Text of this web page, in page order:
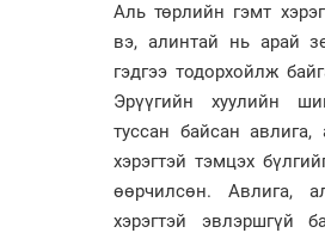
Аль төрлийн гэмт
вэ, алинтай нь арай
гэдгээ тодорхойлж
Эрүүгийн хуулийн
туссан байсан
хэрэгтэй тэмцэх
өөрчилсөн. Авлига,
хэрэгтэй эвлэршгүй